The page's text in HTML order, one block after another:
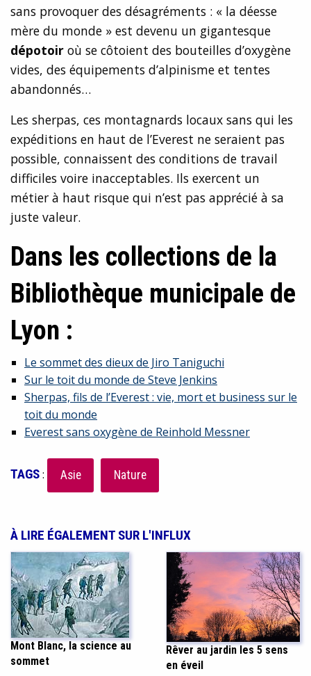
sans provoquer des désagréments : « la déesse
mère du monde » est devenu un gigantesque
dépotoir où se côtoient des bouteilles d’oxygène
vides, des équipements d’alpinisme et tentes
abandonnés…
Les sherpas, ces montagnards locaux sans qui les
expéditions en haut de l’Everest ne seraient pas
possible, connaissent des conditions de travail
difficiles voire inacceptables. Ils exercent un
métier à haut risque qui n’est pas apprécié à sa
juste valeur.
Dans les collections de la
Bibliothèque municipale de
Lyon :
Le sommet des dieux de Jiro Taniguchi
Sur le toit du monde de Steve Jenkins
Sherpas, fils de l’Everest : vie, mort et business sur le
toit du monde
Everest sans oxygène de Reinhold Messner
TAGS: Asie Nature
À LIRE ÉGALEMENT SUR L'INFLUX
Mont Blanc, la science au
sommet
Rêver au jardin les 5 sens
en éveil